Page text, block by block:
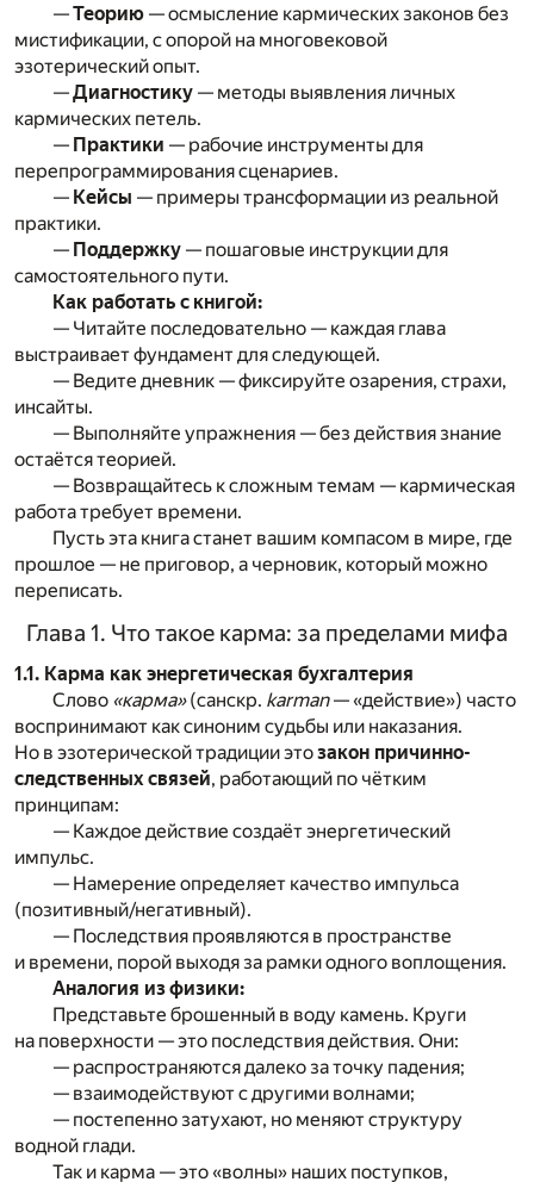
—Теорию — осмысление кармических законов без
мистификации, с опорой на многовековой
эзотерический опыт.
—Диагностику — методы выявления личных
кармических петель.
— Практики — рабочие инструменты для
перепрограммирования сценариев.
— Кейсы — примеры трансформации из реальной
практики.
— Поддержку — пошаговые инструкции для
самостоятельного пути.
Как работать с книгой:
— Читайте последовательно — каждая глава
выстраивает фундамент для следующей.
— Ведите дневник — фиксируйте озарения, страхи,
инсайты.
— Выполняйте упражнения — без действия знание
остаётся теорией.
— Возвращайтесь к сложным темам — кармическая
работа требует времени.
Пусть эта книга станет вашим компасом в мире, где
прошлое — не приговор, а черновик, который можно
переписать.
Глава 1. Что такое карма: за пределами мифа
1.1. Карма как энергетическая бухгалтерия
Слово «карма»(санскр. karman— «действие») часто
воспринимают как синоним судьбы или наказания.
Но в эзотерической традиции этозакон причинно-
следственных связей, работающий по чётким
принципам:
— Каждое действие создаёт энергетический
импульс.
— Намерение определяет качество импульса
(позитивный/негативный).
— Последствия проявляются в пространстве
и времени, порой выходя за рамки одного воплощения.
Аналогия из физики:
Представьте брошенный в воду камень. Круги
на поверхности — это последствия действия. Они:
— распространяются далеко за точку падения;
— взаимодействуют с другими волнами;
— постепенно затухают, но меняют структуру
водной глади.
Так и карма — это «волны» наших поступков,